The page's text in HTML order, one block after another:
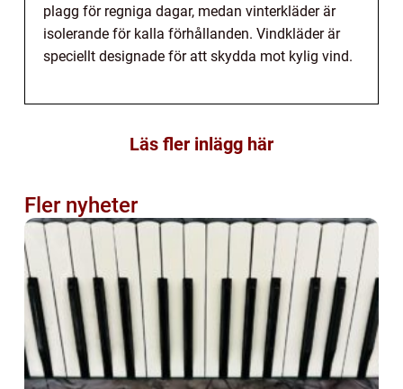
plagg för regniga dagar, medan vinterkläder är
isolerande för kalla förhållanden. Vindkläder är
speciellt designade för att skydda mot kylig vind.
Läs fler inlägg här
Fler nyheter